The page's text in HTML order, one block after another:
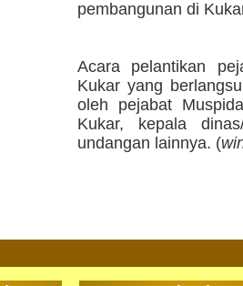
pembangunan di
Acara pelantikan
Kukar yang
oleh pejabat
Kukar, kepala
undangan lainnya. (